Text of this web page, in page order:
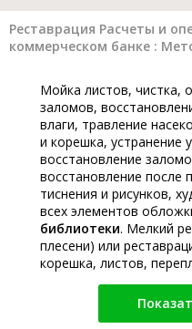
Реставрация Расчеты и
коммерческом банке :
Мойка листов, чистка,
заломов,
влаги, травление
и корешка, устранение
восстановление
восстановление после
тиснения и рисунков,
всех элементов
библиотеки. Мелкий
плесени) или
корешка, листов,